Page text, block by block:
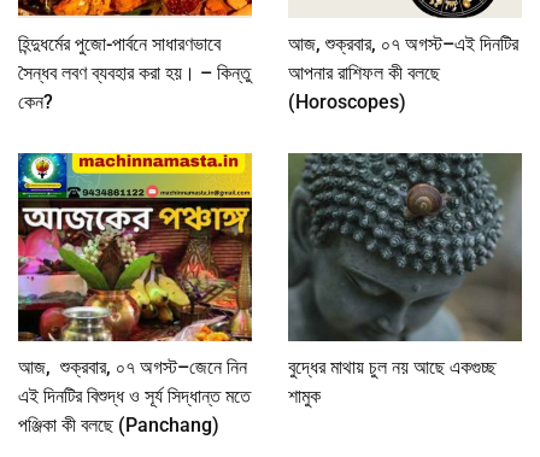
হিন্দুধর্মের পুজো-পার্বনে সাধারণভাবে
সৈন্ধব লবণ ব্যবহার করা হয়। – কিন্তু
কেন?
আজ, শুক্রবার, ০৭ অগস্ট–এই দিনটির
আপনার রাশিফল কী বলছে
(Horoscopes)
আজ, শুক্রবার, ০৭ অগস্ট–জেনে নিন
এই দিনটির বিশুদ্ধ ও সূর্য সিদ্ধান্ত মতে
পঞ্জিকা কী বলছে (Panchang)
বুদ্ধের মাথায় চুল নয় আছে একগুচ্ছ
শামুক